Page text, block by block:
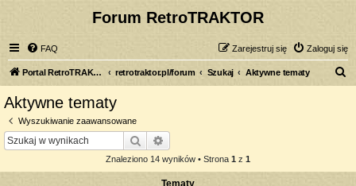
Forum RetroTRAKTOR
FAQ Zaloguj się
Zarejestruj się
Portal RetroTRAKTOR.pl retrotraktor.pl/forum Szukaj Aktywne tematy
Aktywne tematy
Wyszukiwanie zaawansowane
Szukaj
Znaleziono 14 wyników • Strona 1 z 1
Tematy